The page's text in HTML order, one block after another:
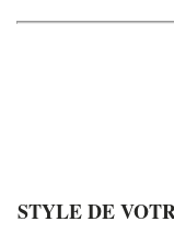
STYLE DE